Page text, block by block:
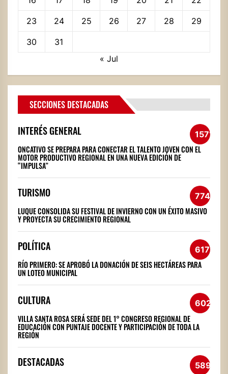
23 24 25 26 27 28 29
30
31
« Jul
SECCIONES DESTACADAS
INTERÉS GENERAL 1571
ONCATIVO SE PREPARA PARA CONECTAR EL TALENTO JOVEN CON EL
MOTOR PRODUCTIVO REGIONAL EN UNA NUEVA EDICIÓN DE
“IMPULSA”
TURISMO 774
LUQUE CONSOLIDA SU FESTIVAL DE INVIERNO CON UN ÉXITO MASIVO
Y PROYECTA SU CRECIMIENTO REGIONAL
POLÍTICA 617
RÍO PRIMERO: SE APROBÓ LA DONACIÓN DE SEIS HECTÁREAS PARA
UN LOTEO MUNICIPAL
CULTURA 602
VILLA SANTA ROSA SERÁ SEDE DEL 1° CONGRESO REGIONAL DE
EDUCACIÓN CON PUNTAJE DOCENTE Y PARTICIPACIÓN DE TODA LA
REGIÓN
DESTACADAS 589